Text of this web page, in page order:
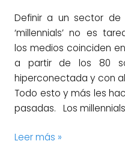
Definir a un sector
‘millennials’ no es
los medios coinciden
a partir de los 80
hiperconectada y con
Todo esto y más les
pasadas. Los millennials
Leer más »